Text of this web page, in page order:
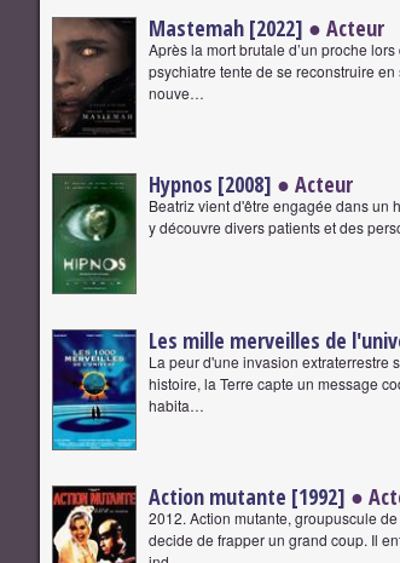
Mastemah [2022] ● Acteur
Après la mort brutale d’un proche
psychiatre tente de se reconstruire en
nouve…
Hypnos [2008] ● Acteur
Beatriz vient d'être engagée dans un
y découvre divers patients et des
Les mille merveilles de
La peur d'une invasion extraterrestre
histoire, la Terre capte un message
habita…
Action mutante [1992] ●
2012. Action mutante, groupuscule
decide de frapper un grand coup. Il